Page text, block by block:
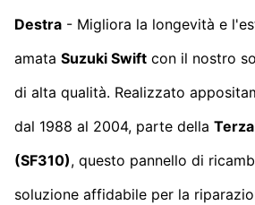
Destra - Migliora la longevità e
amata Suzuki Swift con il nostro
di alta qualità. Realizzato
dal 1988 al 2004, parte della
(SF310), questo pannello di
soluzione affidabile per la